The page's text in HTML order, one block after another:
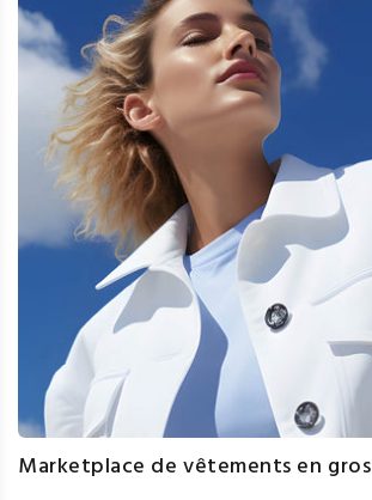
Marketplace de vêtements en gros